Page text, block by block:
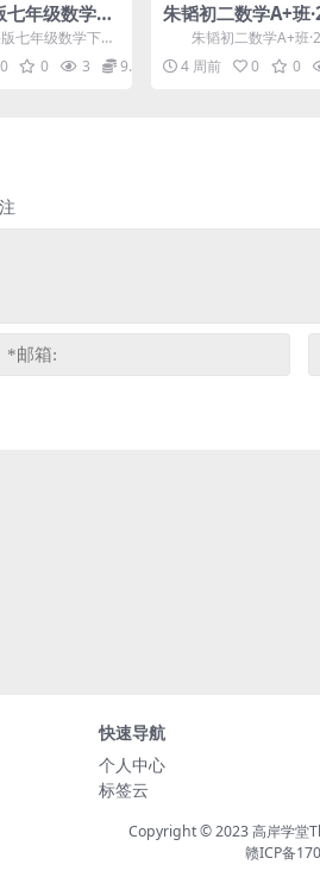
年级数学下
(新课标) 百
年级数学下册
标)，对应教
技技术...
0 0 3 9.9
朱韬初二数学A+班
2026年上学期30
课 人教版) 百度网盘
朱韬初二数学A+班
26年上学期暑秋联报，开
间：2025年...
4 周前 0 0
快速导航
个人中心
标签云
Copyright © 2023高岸学堂
赣ICP备